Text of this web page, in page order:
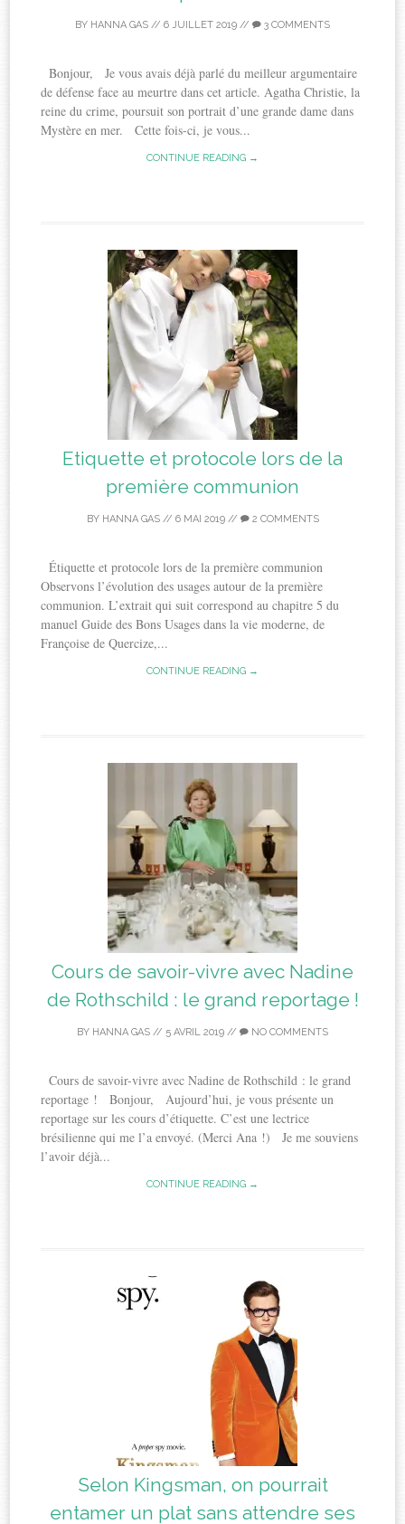
BY HANNA GAS // 6 JUILLET 2019 // 3 COMMENTS
Bonjour, Je vous avais déjà parlé du meilleur argumentaire
de défense face au meurtre dans cet article. Agatha Christie, la
reine du crime, poursuit son portrait d’une grande dame dans
Mystère en mer. Cette fois-ci, je vous...
CONTINUE READING →
Etiquette et protocole lors de la
première communion
BY HANNA GAS// 6 MAI 2019// 2 COMMENTS
Étiquette et protocole lors de la première communion
Observons l’évolution des usages autour de la première
communion. L’extrait qui suit correspond au chapitre 5 du
manuel Guide des Bons Usages dans la vie moderne, de
Françoise de Quercize,...
CONTINUE READING →
Cours de savoir-vivre avec Nadine
de Rothschild : le grand reportage !
BY HANNA GAS // 5 AVRIL 2019 // NO COMMENTS
Cours de savoir-vivre avec Nadine de Rothschild : le grand
reportage ! Bonjour, Aujourd’hui, je vous présente un
reportage sur les cours d’étiquette. C’est une lectrice
brésilienne qui me l’a envoyé. (Merci Ana !) Je me souviens
l’avoir déjà...
CONTINUE READING →
Selon Kingsman, on pourrait
entamer un plat sans attendre ses